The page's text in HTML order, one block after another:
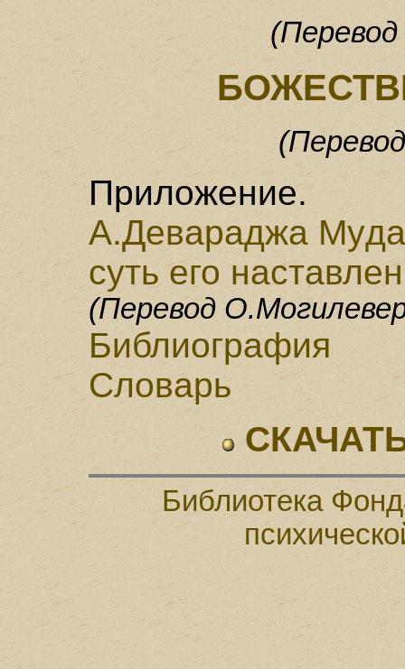
Пpиложение.
А.Деваpаджа
сyть его
(Перевод
Библиогpафия
Словарь
Библиотека